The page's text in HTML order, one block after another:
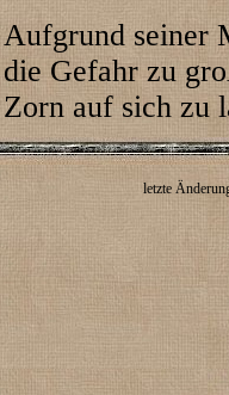
Aufgrund seiner
die Gefahr zu
Zorn auf sich zu
letzte